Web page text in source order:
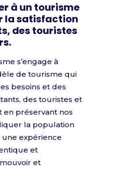
à un tourisme
la satisfaction
des touristes
s’engage à
de tourisme qui
besoins et des
des touristes et
en préservant nos
la population
expérience
et
et